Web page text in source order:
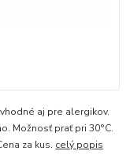
aj pre alergikov.
Možnosť prať pri 30°C.
za kus. celý popis